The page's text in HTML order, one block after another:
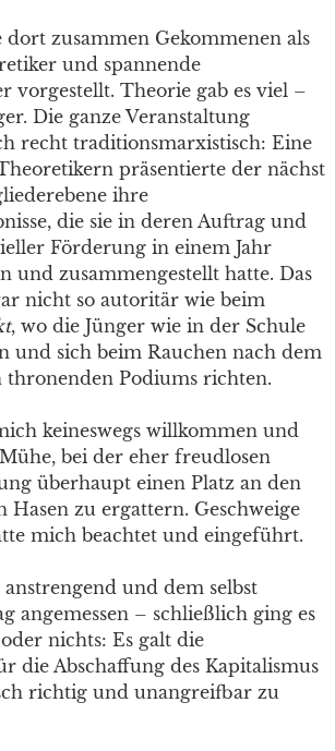
zusammen Gekommenen als
und spannende
vorgestellt. Theorie gab es viel –
Die ganze Veranstaltung
recht traditionsmarxistisch: Eine
präsentierte der nächst
ihre
die sie in deren Auftrag und
Förderung in einem Jahr
und zusammengestellt hatte. Das
nicht so autoritär wie beim
, wo die Jünger wie in der Schule
und sich beim Rauchen nach dem
thronenden Podiums richten.
keineswegs willkommen und
bei der eher freudlosen
überhaupt einen Platz an den
Hasen zu ergattern. Geschweige
mich beachtet und eingeführt.
und dem selbst
angemessen – schließlich ging es
nichts: Es galt die
die Abschaffung des Kapitalismus
richtig und unangreifbar zu